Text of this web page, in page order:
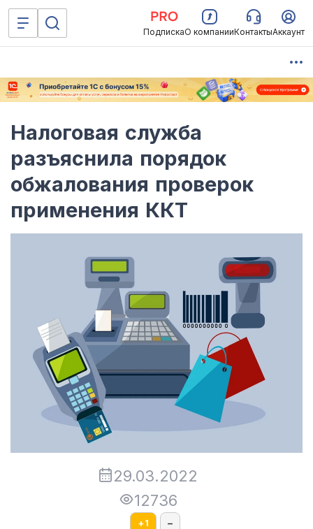
ПодпискаО компанииКонтактыАккаунт
Налоговая служба
разъяснила порядок
обжалования проверок
применения ККТ
29.03.2022
12736
+1 –